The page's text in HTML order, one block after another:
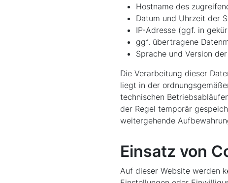
Hostname des
Datum und Uhrzeit der
IP-Adresse (ggf. in
ggf. übertragene
Sprache und Version
Die Verarbeitung dieser
liegt in der
technischen
der Regel temporär
weitergehende
Einsatz von
Auf dieser Website werden